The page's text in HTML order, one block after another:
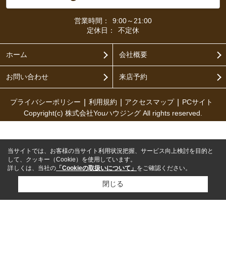
営業時間：
9:00～21:00
定休日：
不定休
ホーム 会社概要
お問い合わせ 来店予約
プライバシーポリシー 利用規約 アクセスマップ
PCサイト
Copyright(c) 株式会社Youハウジング All rights reserved.
当サイトでは、お客様の当サイト利用状況把握、サービス向上検討を目的と
して、クッキー（Cookie）を使用しています。
詳しくは、当社の 「Cookieの取扱いについて」 をご確認ください。
閉じる